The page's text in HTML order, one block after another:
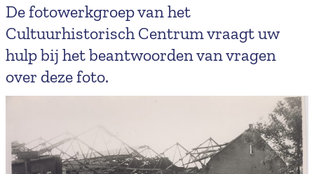
De fotowerkgroep van het
Cultuurhistorisch Centrum vraagt uw
hulp bij het beantwoorden van vragen
over deze foto.